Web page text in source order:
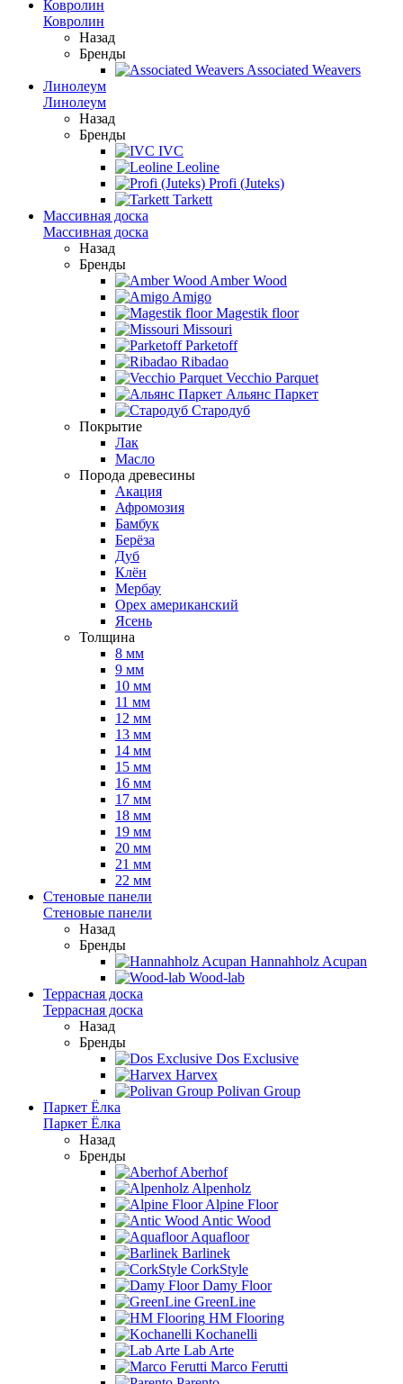
Ковролин
Ковролин
Назад
Бренды
Associated Weavers
Линолеум
Линолеум
Назад
Бренды
IVC
Leoline
Profi (Juteks)
Tarkett
Массивная доска
Массивная доска
Назад
Бренды
Amber Wood
Amigo
Magestik floor
Missouri
Parketoff
Ribadao
Vecchio Parquet
Альянс Паркет
Стародуб
Покрытие
Лак
Масло
Порода древесины
Акация
Афромозия
Бамбук
Берёза
Дуб
Клён
Мербау
Орех американский
Ясень
Толщина
8 мм
9 мм
10 мм
11 мм
12 мм
13 мм
14 мм
15 мм
16 мм
17 мм
18 мм
19 мм
20 мм
21 мм
22 мм
Стеновые панели
Стеновые панели
Назад
Бренды
Hannahholz Acupan
Wood-lab
Террасная доска
Террасная доска
Назад
Бренды
Dos Exclusive
Harvex
Polivan Group
Паркет Ёлка
Паркет Ёлка
Назад
Бренды
Aberhof
Alpenholz
Alpine Floor
Antic Wood
Aquafloor
Barlinek
CorkStyle
Damy Floor
GreenLine
HM Flooring
Kochanelli
Lab Arte
Marco Ferutti